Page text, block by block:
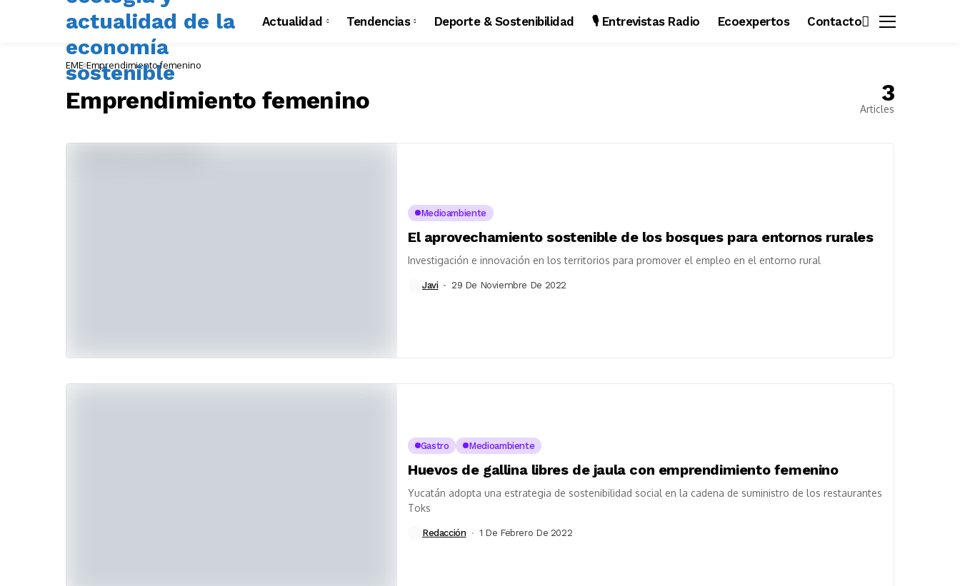
Actualidad Tendencias Deporte & Sostenibilidad 🎙️ Entrevistas Radio Ecoexpertos Contacto
EME Emprendimiento femenino
Emprendimiento femenino 3
Articles
Medioambiente
El aprovechamiento sostenible de los bosques para entornos rurales
Investigación e innovación en los territorios para promover el empleo en el entorno rural
Javi 29 De Noviembre De 2022
Gastro Medioambiente
Huevos de gallina libres de jaula con emprendimiento femenino
Yucatán adopta una estrategia de sostenibilidad social en la cadena de suministro de los restaurantes
Toks
Redacción 1 De Febrero De 2022